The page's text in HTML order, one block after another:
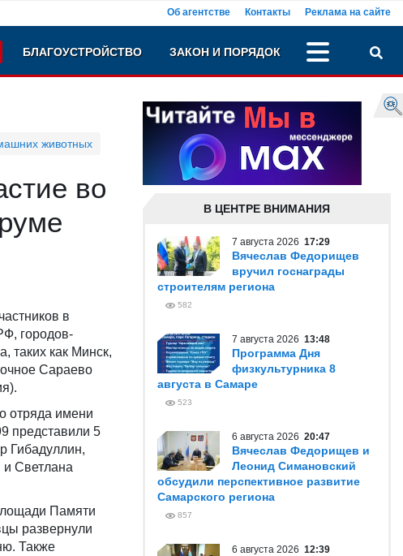
Об агентстве Контакты Реклама на сайте
БЛАГОУСТРОЙСТВО ЗАКОН И ПОРЯДОК
животных
во
в
городов-
таких как Минск,
Сараево
отряда имени
представили 5
Гибадуллин,
Светлана
Памяти
развернули
Также
В ЦЕНТРЕ ВНИМАНИЯ
7 августа 2026 17:29
Вячеслав Федорищев
вручил госнаграды
строителям региона
582
7 августа 2026 13:48
Программа Дня
физкультурника 8
августа в Самаре
523
6 августа 2026 20:47
Вячеслав Федорищев и
Леонид Симановский
обсудили перспективное развитие
Самарского региона
857
6 августа 2026 12:39